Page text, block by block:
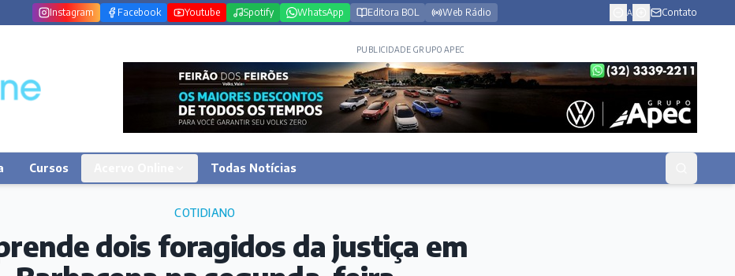
Instagram Facebook Youtube Spotify WhatsApp Editora BOL Web Rádio A Contato
PUBLICIDADE GRUPO APEC
Cursos Todas Notícias
COTIDIANO
dois foragidos da justiça em